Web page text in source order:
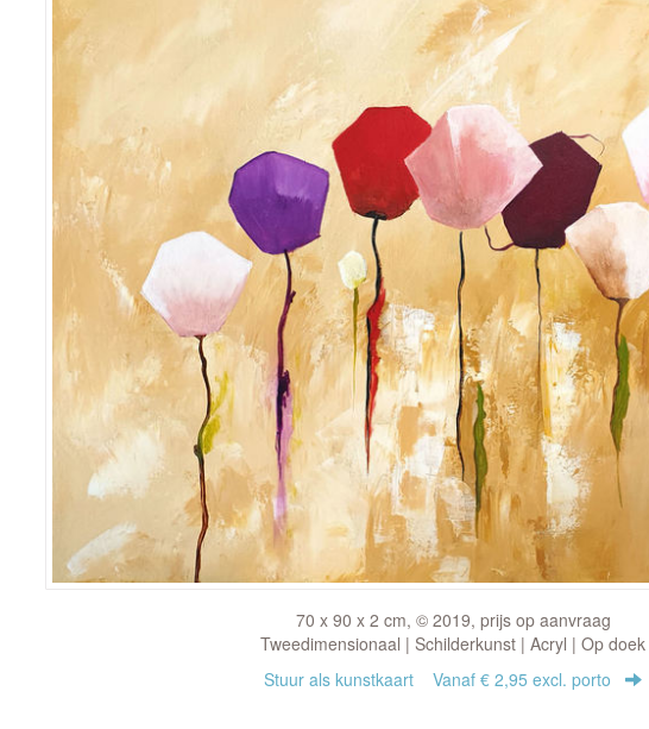
70 x 90 x 2 cm, © 2019, prijs op aanvraag
Tweedimensionaal | Schilderkunst | Acryl | Op doek
Stuur als kunstkaart Vanaf € 2,95 excl. porto